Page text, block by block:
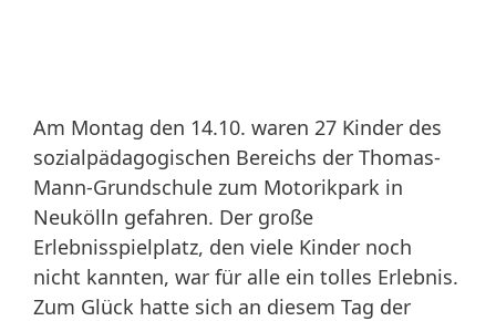
Am Montag den 14.10. waren 27 Kinder des
sozialpädagogischen Bereichs der Thomas-
Mann-Grundschule zum Motorikpark in
Neukölln gefahren. Der große
Erlebnisspielplatz, den viele Kinder noch
nicht kannten, war für alle ein tolles Erlebnis.
Zum Glück hatte sich an diesem Tag der